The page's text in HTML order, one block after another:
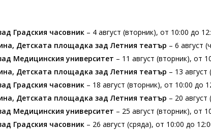
Градския часовник – 4 август (вторник), от 10:00 до
Детската площадка зад Летния театър – 6 август
Медицинския университет – 11 август (вторник), от
Детската площадка зад Летния театър – 13
Градския часовник – 18 август (вторник), от 10:00 до
Детската площадка зад Летния театър – 20
Медицинския университет – 25 август (вторник), от
Градския часовник – 26 август (сряда), от 10:00 до